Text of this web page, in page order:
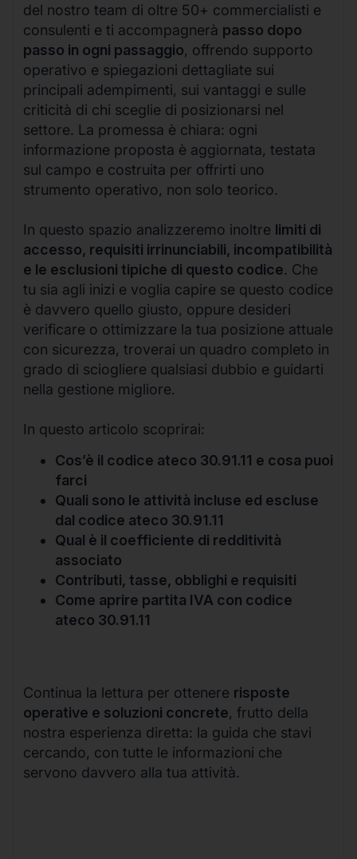
del nostro team di oltre 50+ commercialisti e
consulenti e ti accompagnerà passo dopo
passo in ogni passaggio, offrendo supporto
operativo e spiegazioni dettagliate sui
principali adempimenti, sui vantaggi e sulle
criticità di chi sceglie di posizionarsi nel
settore. La promessa è chiara: ogni
informazione proposta è aggiornata, testata
sul campo e costruita per offrirti uno
strumento operativo, non solo teorico.
In questo spazio analizzeremo inoltre limiti di
accesso, requisiti irrinunciabili, incompatibilità
e le esclusioni tipiche di questo codice. Che
tu sia agli inizi e voglia capire se questo codice
è davvero quello giusto, oppure desideri
verificare o ottimizzare la tua posizione attuale
con sicurezza, troverai un quadro completo in
grado di sciogliere qualsiasi dubbio e guidarti
nella gestione migliore.
In questo articolo scoprirai:
Cos’è il codice ateco 30.91.11 e cosa puoi
farci
Quali sono le attività incluse ed escluse
dal codice ateco 30.91.11
Qual è il coefficiente di redditività
associato
Contributi, tasse, obblighi e requisiti
Come aprire partita IVA con codice
ateco 30.91.11
Continua la lettura per ottenere risposte
operative e soluzioni concrete, frutto della
nostra esperienza diretta: la guida che stavi
cercando, con tutte le informazioni che
servono davvero alla tua attività.